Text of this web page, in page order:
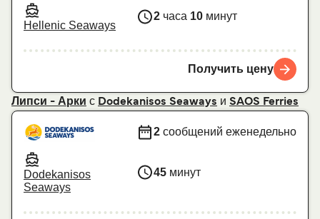
Hellenic Seaways
2 часа 10 минут
Получить цену
Липси - Арки с Dodekanisos Seaways и SAOS Ferries
Dodekanisos
Seaways
2 сообщений еженедельно
45 минут